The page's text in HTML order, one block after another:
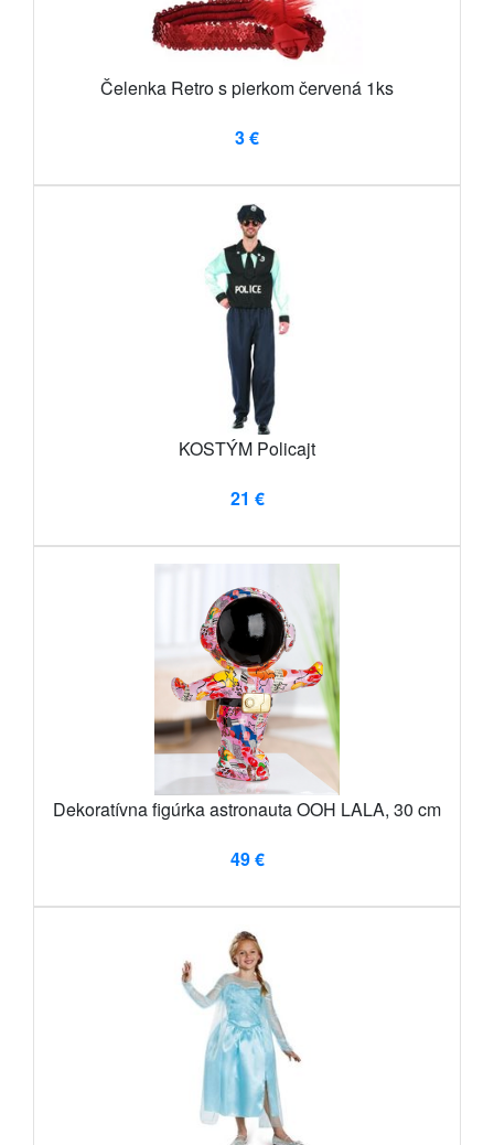
Čelenka Retro s pierkom červená 1ks
3 €
KOSTÝM Policajt
21 €
Dekoratívna figúrka astronauta OOH LALA, 30 cm
49 €